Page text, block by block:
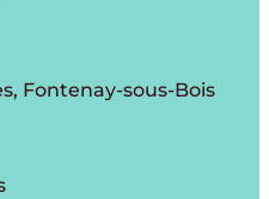
Fontenay-sous-Bois